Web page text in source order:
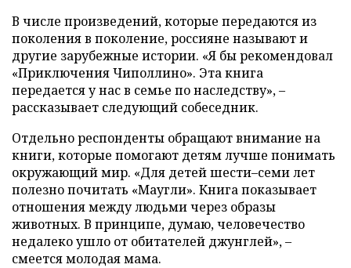
В числе произведений, которые передаются из
поколения в поколение, россияне называют и
другие зарубежные истории. «Я бы рекомендовал
«Приключения Чиполлино». Эта книга
передается у нас в семье по наследству», –
рассказывает следующий собеседник.
Отдельно респонденты обращают внимание на
книги, которые помогают детям лучше понимать
окружающий мир. «Для детей шести–семи лет
полезно почитать «Маугли». Книга показывает
отношения между людьми через образы
животных. В принципе, думаю, человечество
недалеко ушло от обитателей джунглей», –
смеется молодая мама.